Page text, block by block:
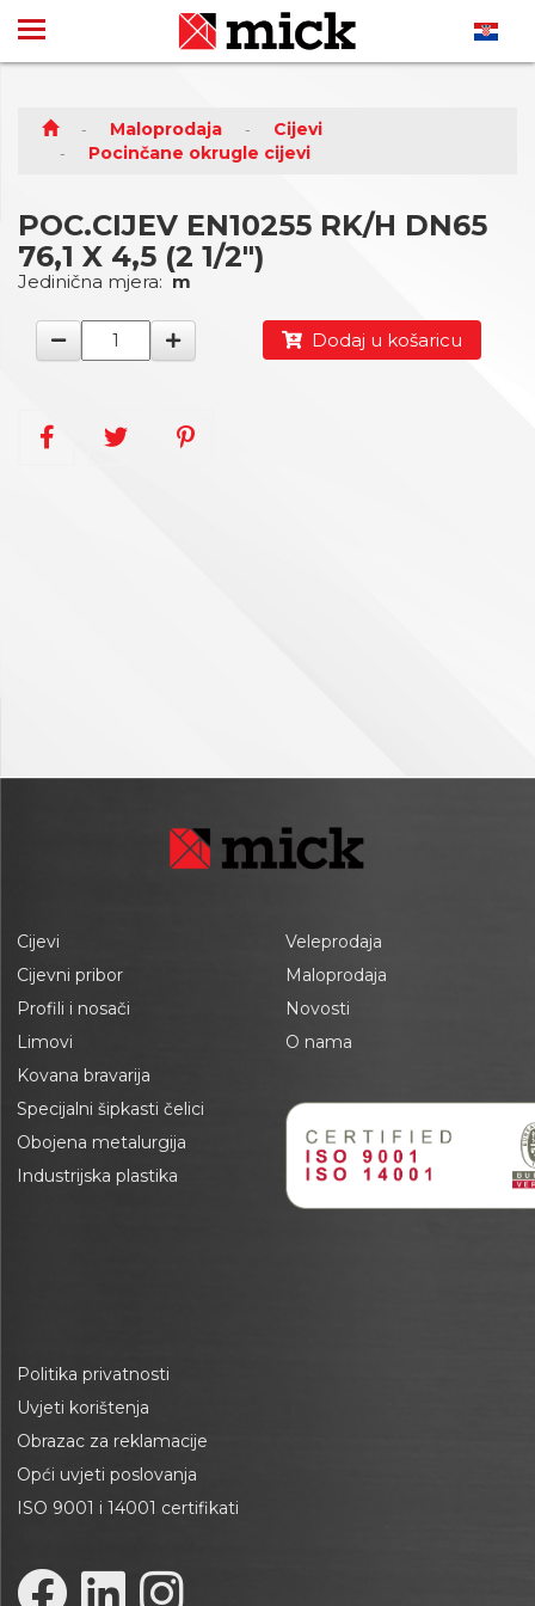
Maloprodaja
Cijevi
Pocinčane okrugle cijevi
POC.CIJEV EN10255 RK/H DN65
76,1 X 4,5 (2 1/2")
Jedinična mjera: m
Dodaj u košaricu
Cijevi
Cijevni pribor
Profili i nosači
Limovi
Kovana bravarija
Specijalni šipkasti čelici
Obojena metalurgija
Industrijska plastika
Veleprodaja
Maloprodaja
Novosti
O nama
Politika privatnosti
Uvjeti korištenja
Obrazac za reklamacije
Opći uvjeti poslovanja
ISO 9001 i 14001 certifikati